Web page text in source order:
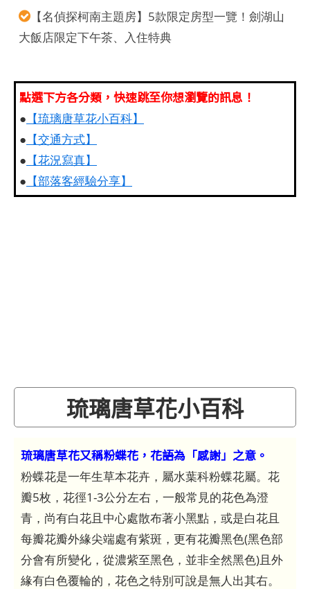
【名偵探柯南主題房】5款限定房型一覽！劍湖山
大飯店限定下午茶、入住特典
點選下方各分類，快速跳至你想瀏覽的訊息！
● 【琉璃唐草花小百科】
● 【交通方式】
● 【花況寫真】
● 【部落客經驗分享】
琉璃唐草花小百科
琉璃唐草花又稱粉蝶花，花語為「感謝」之意。
粉蝶花是一年生草本花卉，屬水葉科粉蝶花屬。花
瓣5枚，花徑1-3公分左右，一般常見的花色為澄
青，尚有白花且中心處散布著小黑點，或是白花且
每瓣花瓣外緣尖端處有紫斑，更有花瓣黑色(黑色部
分會有所變化，從濃紫至黑色，並非全然黑色)且外
緣有白色覆輪的，花色之特別可說是無人出其右。